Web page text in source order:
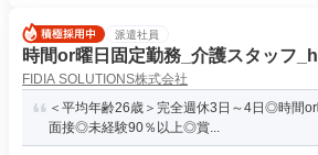
派遣社員
時間or曜日固定勤務_介護スタッフ
FIDIA SOLUTIONS株式会社
＜平均年齢26歳＞完全週休3日～4日◎時間
面接◎未経験90％以上◎賞...